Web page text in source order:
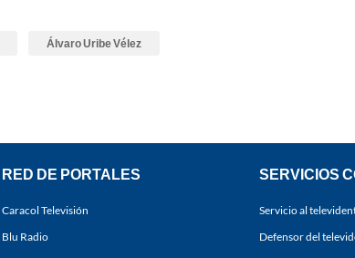
Álvaro Uribe Vélez
RED DE PORTALES
Caracol Televisión
Blu Radio
SERVICIOS
Servicio al
Defensor del